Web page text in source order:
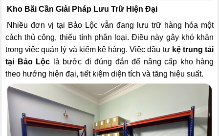
Kho Bãi Cần Giải Pháp Lưu Trữ Hiện Đại
Nhiều đơn vị tại Bảo Lộc vẫn đang lưu trữ hàng hóa một
cách thủ công, thiếu tính phân loại. Điều này gây khó khăn
trong việc quản lý và kiểm kê hàng. Việc đầu tư kệ trung tải
tại Bảo Lộc là bước đi đúng đắn để nâng cấp kho hàng
theo hướng hiện đại, tiết kiệm diện tích và tăng hiệu suất.